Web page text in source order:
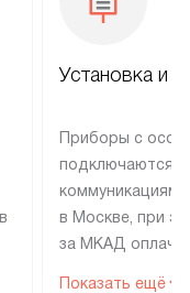
Установка и
Приборы с
подключаются к
коммуникациям
в Москве, при
за МКАД
Показать ещё